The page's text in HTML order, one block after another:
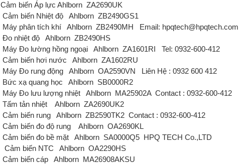
Cảm biến Áp lực Ahlborn ZA2690UK
Cảm biến Nhiệt độ
Ahlborn ZB2490GS1
Máy phân tích khí
Ahlborn ZB2490MH
Email: hpqtech@hpqtech.com
Đo nhiệt độ
Ahlborn ZB2490HS
Máy Đo lường hồng ngoại
Ahlborn ZA1601RI
Tel: 0932-600-412
Cảm biến hơi nước
Ahlborn ZA1602RU
Máy Đo rung động
Ahlborn OA2590VN
Liên Hệ : 0932 600 412
Bức xạ quang học
Ahlborn SB0000R2
Máy Đo lưu lượng nhiệt
Ahlborn MA25902A Contact : 0932-600-412
Tấm tản nhiệt
Ahlborn ZA2690UK2
Cảm biến rung
Ahlborn ZB2590TK2 Contact : 0932-600-412
Cảm biến đo độ rung
Ahlborn OA2690KL
Cảm biến đo bề mặt
Ahlborn SA0000Q5 HPQ TECH Co.,LTD
Cảm biến NTC
Ahlborn OA2290HS
Cảm biến cáp
Ahlborn MA26908AKSU